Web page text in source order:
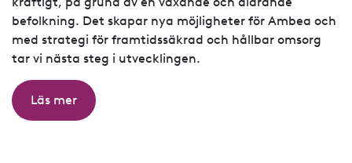
befolkning. Det skapar nya möjligheter för Ambea och
med strategi för framtidssäkrad och hållbar omsorg
tar vi nästa steg i utvecklingen.
Läs mer